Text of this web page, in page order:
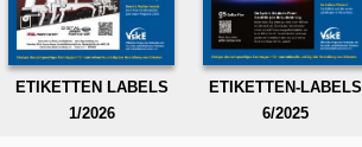
ETIKETTEN LABELS
1/2026
ETIKETTEN-LABELS
6/2025